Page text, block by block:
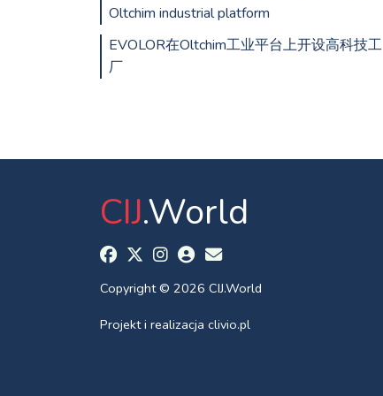
Oltchim industrial platform
EVOLOR在Oltchim工业平台上开设高科技工
厂
CIJ.World
Copyright © 2026 CIJ.World
Projekt i realizacja clivio.pl